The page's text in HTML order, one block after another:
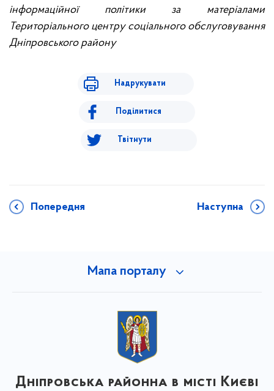
інформаційної політики за матеріалами
Територіального центру соціального обслуговування
Дніпровського району
Надрукувати
Поділитися
Твітнути
Попередня Наступна
Мапа порталу
Дніпровська районна в місті Києві